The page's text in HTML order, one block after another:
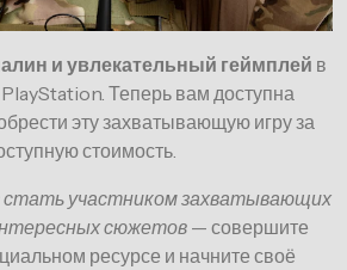
и увлекательный геймплей в
Теперь вам доступна
эту захватывающую игру за
стоимость.
участником захватывающих
сюжетов — совершите
ресурсе и начните своё